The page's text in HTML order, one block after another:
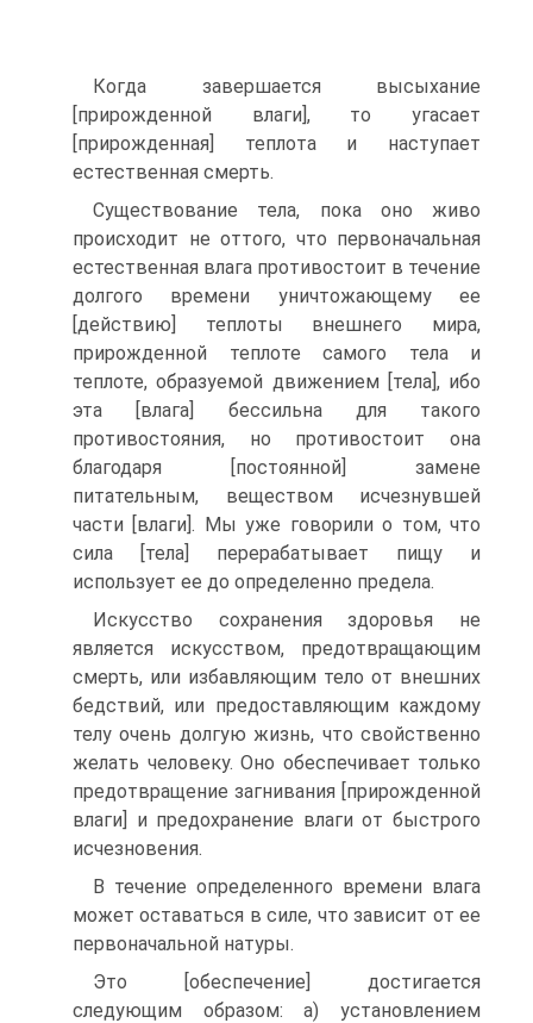
Когда завершается высыхание
[прирожденной влаги], то угасает
[прирожденная] теплота и наступает
естественная смерть.
Существование тела, пока оно живо
происходит не оттого, что первоначальная
естественная влага противостоит в течение
долгого времени уничтожающему ее
[действию] теплоты внешнего мира,
прирожденной теплоте самого тела и
теплоте, образуемой движением [тела], ибо
эта [влага] бессильна для такого
противостояния, но противостоит она
благодаря [постоянной] замене
питательным, веществом исчезнувшей
части [влаги]. Мы уже говорили о том, что
сила [тела] перерабатывает пищу и
использует ее до определенно предела.
Искусство сохранения здоровья не
является искусством, предотвращающим
смерть, или избавляющим тело от внешних
бедствий, или предоставляющим каждому
телу очень долгую жизнь, что свойственно
желать человеку. Оно обеспечивает только
предотвращение загнивания [прирожденной
влаги] и предохранение влаги от быстрого
исчезновения.
В течение определенного времени влага
может оставаться в силе, что зависит от ее
первоначальной натуры.
Это [обеспечение] достигается
следующим образом: а) установлением